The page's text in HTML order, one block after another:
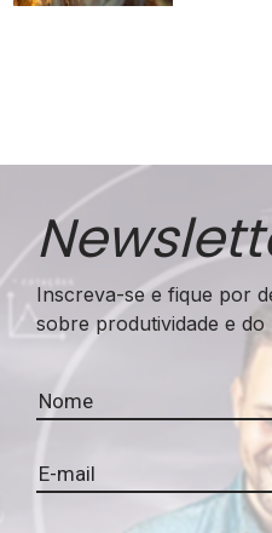
Inscreva-se e fique por
sobre produtividade e do